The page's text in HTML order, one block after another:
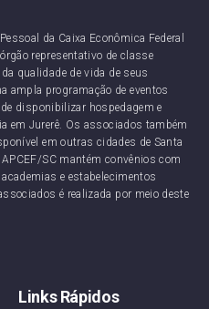
da Caixa Econômica Federal
representativo de classe
qualidade de vida de seus
ampla programação de eventos
disponibilizar hospedagem e
em Jurerê. Os associados também
em outras cidades de Santa
SC mantém convênios com
e estabelecimentos
é realizada por meio deste
Links Rápidos